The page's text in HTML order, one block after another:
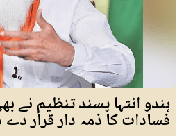
ہندو انتہا پسند تنظیم نے
فسادات کا ذمہ دار قرار دے